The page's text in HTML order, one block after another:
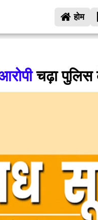
होम
चढ़ा पुलिस